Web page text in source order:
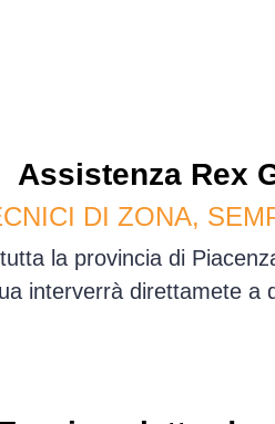
Assistenza Rex
DI ZONA,
la provincia di
interverrà direttamete a